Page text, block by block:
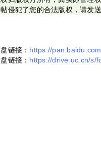
侵犯了您的合法版权，请发
链接： https://
链接： https://drive.uc.cn/s/